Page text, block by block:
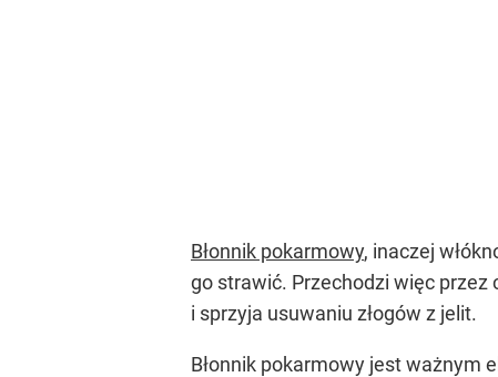
Błonnik pokarmowy, inaczej
go strawić. Przechodzi więc przez
i sprzyja usuwaniu złogów z jelit.
Błonnik pokarmowy jest ważnym